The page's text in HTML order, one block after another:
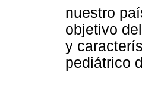
nuestro
objetivo
y
pediátrico